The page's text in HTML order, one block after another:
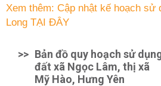
Xem thêm: Cập nhật kế hoạch sử
Long TẠI ĐÂY
>> Bản đồ quy hoạch sử
đất xã Ngọc Lâm, thị xã
Mỹ Hào, Hưng Yên